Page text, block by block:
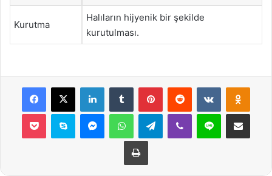
Kurutma
Halıların hijyenik bir şekilde
kurutulması.
Facebook
X LinkedInTumblr PinterestReddit VKontakte
Pocket Skype MessengerWhatsAppTelegramViber Line E-Posta ile
Yazdır